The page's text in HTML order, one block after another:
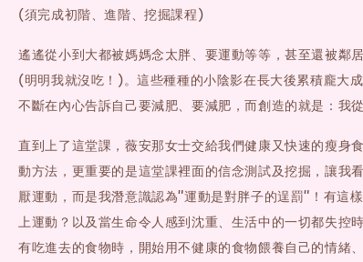
(須完成初階、進階、挖掘課程)
遙遙從小到大都被媽媽念太胖、要運動等等，甚至還被鄰
(明明我就沒吃！)。這些種種的小陰影在長大後累積龐大
不斷在內心告訴自己要減肥、要減肥，而創造的就是：我
直到上了這堂課，薇安那女士交給我們健康又快速的瘦身
動方法，更重要的是這堂課裡面的信念測試及挖掘，讓我
厭運動，而是我潛意識認為"運動是對胖子的逞罰"！有這
上運動？以及當生命令人感到沈重、生活中的一切都失控
有吃進去的食物時，開始用不健康的食物餵養自己的情緒